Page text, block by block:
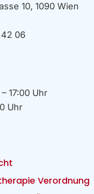
10, 1090 Wien
42 06
17:00 Uhr
Uhr
Verordnung